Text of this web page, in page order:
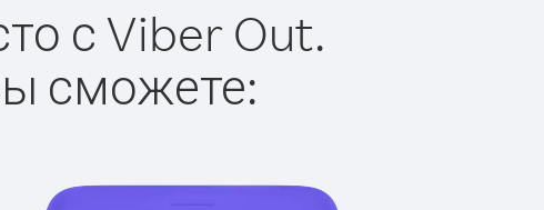
с Viber Out.
сможете: